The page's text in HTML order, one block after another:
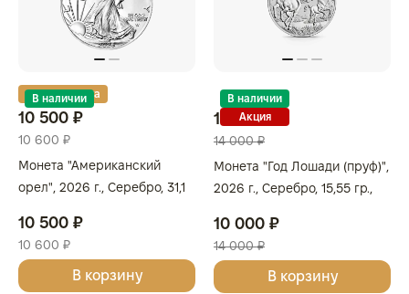
Золотая карта
В наличии
10 500 ₽
10 600 ₽
Монета "Американский
орел", 2026 г., Серебро, 31,1
СОЕДИНЕННЫЕ ШТАТЫ
10 500 ₽
10 600 ₽
В корзину
В наличии
Акция
10 000 ₽
14 000 ₽
Монета "Год Лошади (пруф)",
2026 г., Серебро, 15,55 гр.,
10 000 ₽
14 000 ₽
В корзину